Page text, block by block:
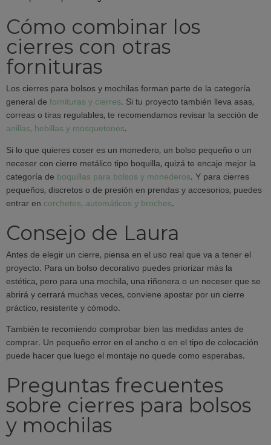
Cómo combinar los
cierres con otras
fornituras
Los cierres para bolsos y mochilas forman parte de la categoría
general de fornituras y cierres. Si tu proyecto también lleva asas,
correas o tiras regulables, te recomendamos revisar la sección de
anillas, hebillas y mosquetones.
Si lo que quieres coser es un monedero, un bolso pequeño o un
neceser con cierre metálico tipo boquilla, quizá te encaje mejor la
categoría de boquillas para bolsos y monederos. Y para cierres
pequeños, discretos o de presión en prendas y accesorios, puedes
entrar en corchetes, automáticos y broches.
Consejo de Laura
Antes de elegir un cierre, piensa en el uso real que va a tener el
proyecto. Para un bolso decorativo puedes priorizar más la
estética, pero para una mochila, una riñonera o un neceser que se
abrirá y cerrará muchas veces, conviene apostar por un cierre
práctico, resistente y cómodo.
También te recomiendo comprobar bien las medidas antes de
comprar. Un pequeño error en el ancho o en el tipo de colocación
puede hacer que luego el montaje no quede como esperabas.
Preguntas frecuentes
sobre cierres para bolsos
y mochilas